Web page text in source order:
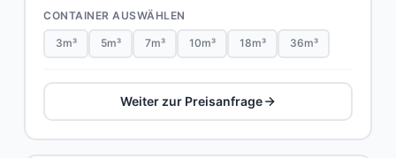
CONTAINER AUSWÄHLEN
3m³ 5m³ 7m³ 10m³ 18m³ 36m³
Weiter zur Preisanfrage